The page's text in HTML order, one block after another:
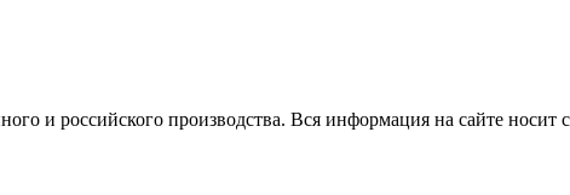
и российского производства. Вся информация на сайте носит